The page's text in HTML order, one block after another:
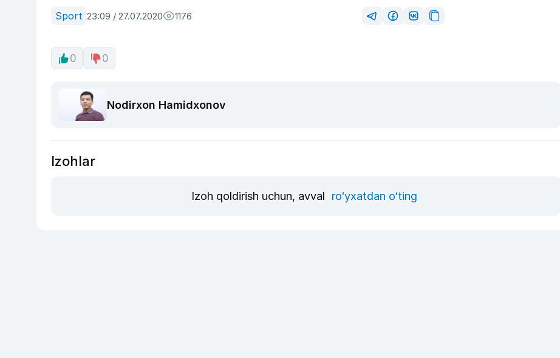
Sport 23:09 / 27.07.2020 1176
0 0
Nodirxon Hamidxonov
Izohlar
Izoh qoldirish uchun, avval ro‘yxatdan o‘ting